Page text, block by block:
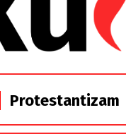
Protestantizam